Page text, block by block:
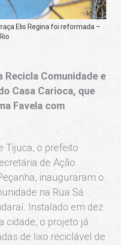
Elis Regina foi reformada –
Recicla Comunidade e
Casa Carioca, que
Favela com
Tijuca, o prefeito
de Ação
inauguraram o
na Rua Sá
Instalado em dez
cidade, o projeto já
de lixo reciclável de